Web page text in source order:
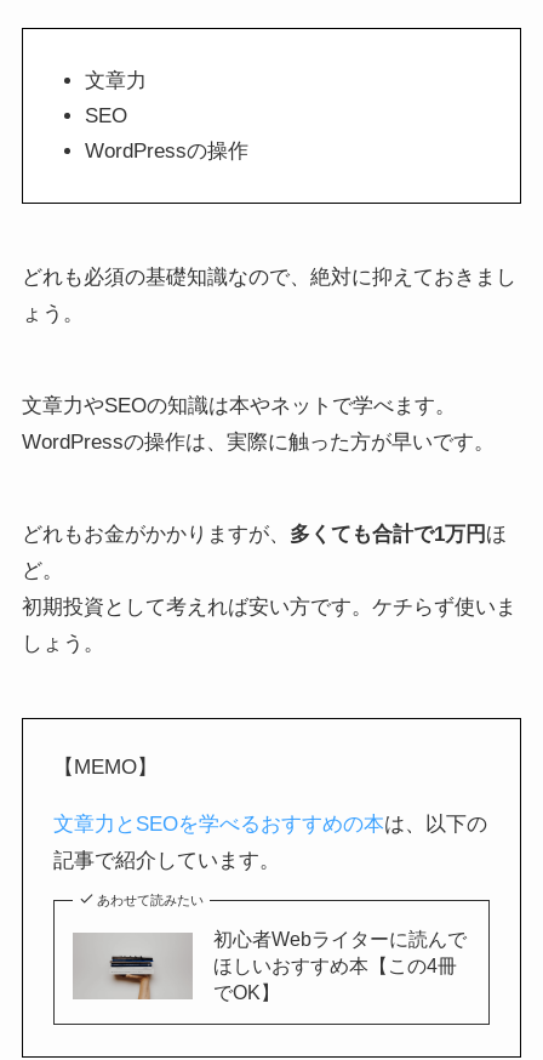
文章力
SEO
WordPressの操作
どれも必須の基礎知識なので、絶対に抑えておきまし
ょう。
文章力やSEOの知識は本やネットで学べます。
WordPressの操作は、実際に触った方が早いです。
どれもお金がかかりますが、 多くても合計で1万円 ほ
ど。
初期投資として考えれば安い方です。ケチらず使いま
しょう。
【MEMO】
文章力とSEOを学べるおすすめの本は、以下の
記事で紹介しています。
あわせて読みたい
初心者Webライターに読んで
ほしいおすすめ本【この4冊
でOK】